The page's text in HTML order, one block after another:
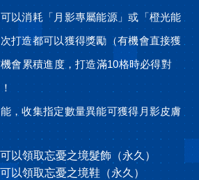
以消耗「月影專屬能源」或「橙光能
打造都可以獲得獎勵（有機會直接獲
會累積進度，打造滿10格時必得對
，收集指定數量異能可獲得月影皮膚
以領取忘憂之境髮飾（永久）
以領取忘憂之境鞋（永久）